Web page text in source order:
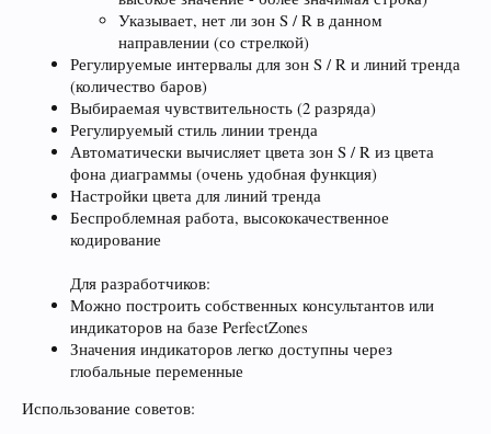
Указывает, нет ли зон S / R в данном
направлении (со стрелкой)
Регулируемые интервалы для зон S / R и линий тренда
(количество баров)
Выбираемая чувствительность (2 разряда)
Регулируемый стиль линии тренда
Автоматически вычисляет цвета зон S / R из цвета
фона диаграммы (очень удобная функция)
Настройки цвета для линий тренда
Беспроблемная работа, высококачественное
кодирование
Для разработчиков:
Можно построить собственных консультантов или
индикаторов на базе PerfectZones
Значения индикаторов легко доступны через
глобальные переменные
Использование советов: